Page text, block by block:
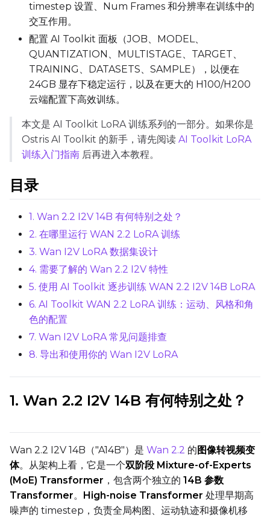
ToggleCompile Model
Compile Model
TARGET
Target Type
LoRA
BF16
Save Every
Max Step Saves to Keep
TRAINING
Gradient Accumulation
Steps
Optimizer
timestep 设置、Num Frames 和分辨率在训练中的
交互作用。
配置 AI Toolkit 面板（JOB、MODEL、
QUANTIZATION、MULTISTAGE、TARGET、
TRAINING、DATASETS、SAMPLE），以便在
24GB 显存下稳定运行，以及在更大的 H100/H200
云端配置下高效训练。
本文是 AI Toolkit LoRA 训练系列的一部分。如果你是
Ostris AI Toolkit 的新手，请先阅读 AI Toolkit LoRA
训练入门指南 后再进入本教程。
目录
1. Wan 2.2 I2V 14B 有何特别之处？
2. 在哪里运行 WAN 2.2 LoRA 训练
3. Wan I2V LoRA 数据集设计
4. 需要了解的 Wan 2.2 I2V 特性
5. 使用 AI Toolkit 逐步训练 WAN 2.2 I2V 14B LoRA
6. AI Toolkit WAN 2.2 LoRA 训练：运动、风格和角
色的配置
7. Wan I2V LoRA 常见问题排查
8. 导出和使用你的 Wan I2V LoRA
1. Wan 2.2 I2V 14B 有何特别之处？
Wan 2.2 I2V 14B（"A14B"）是 Wan 2.2 的 图像转视频变
体。从架构上看，它是一个双阶段 Mixture-of-Experts
(MoE) Transformer ，包含两个独立的 14B 参数
Transformer。 High-noise Transformer 处理早期高
噪声的 timestep，负责全局构图、运动轨迹和摄像机移